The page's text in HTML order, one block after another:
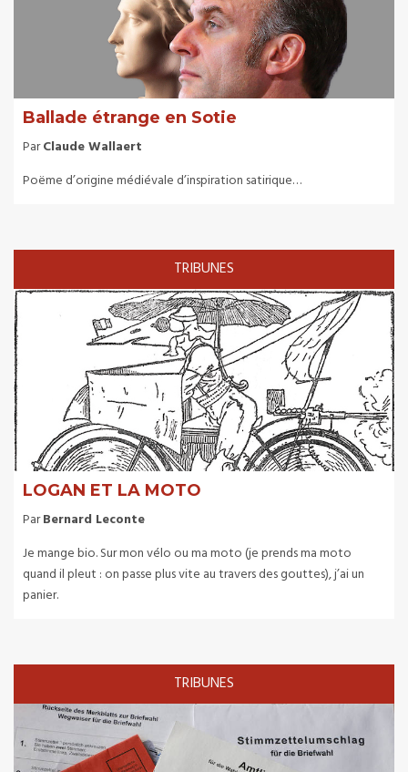
Ballade étrange en Sotie
ParClaude Wallaert
Poëme d’origine médiévale d’inspiration satirique…
TRIBUNES
LOGAN ET LA MOTO
ParBernard Leconte
Je mange bio. Sur mon vélo ou ma moto (je prends ma moto
quand il pleut : on passe plus vite au travers des gouttes), j’ai un
panier.
TRIBUNES